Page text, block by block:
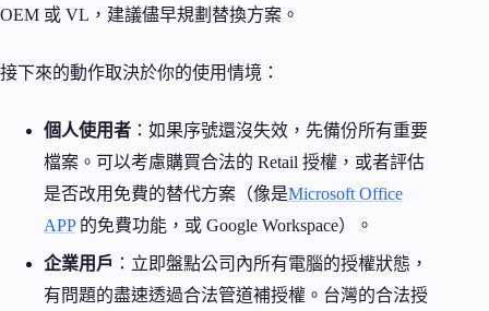
OEM 或 VL，建議儘早規劃替換方案。
接下來的動作取決於你的使用情境：
個人使用者 ：如果序號還沒失效，先備份所有重要
檔案。可以考慮購買合法的 Retail 授權，或者評估
是否改用免費的替代方案（像是Microsoft Office
APP的免費功能，或 Google Workspace）。
企業用戶 ：立即盤點公司內所有電腦的授權狀態，
有問題的盡速透過合法管道補授權。台灣的合法授